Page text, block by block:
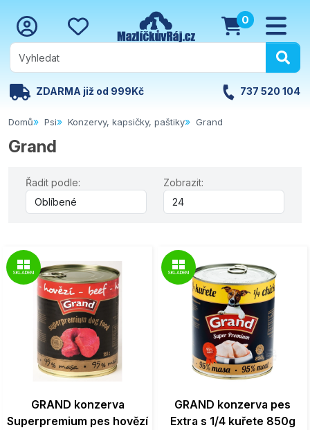
0
ZDARMA již od 999Kč 737 520 104
Domů Psi Konzervy, kapsičky, paštiky Grand
Grand
Řadit podle: Zobrazit:
SKLADEM
GRAND konzerva
Superpremium pes hovězí
SKLADEM
GRAND konzerva pes
Extra s 1/4 kuřete 850g